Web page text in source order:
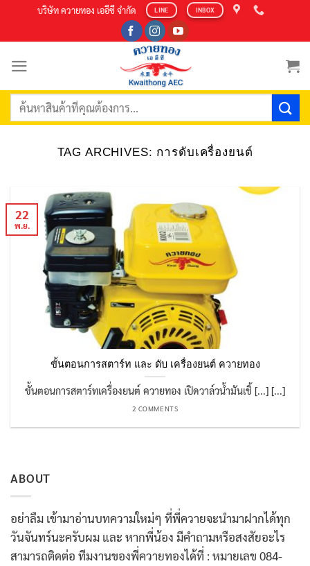
content
บริษัท ควายทอง เออีซี จำกัด LINE INBOX
ค้นหา:
TAG ARCHIVES: การดับเครื่องยนต์
ขั้นตอนการสตาร์ท และ ดับ เครื่องยนต์ ควายทอง
ขั้นตอนการสตาร์ทเครื่องยนต์ ควายทอง เปิดวาล์วน้ำมันเชิ้ [...] [...]
2 COMMENTS
22
พ.ย.
ABOUT
อย่าลืม เข้ามาอ่านบทความใหม่ๆ ที่พี่ควายจะนำมาฝากได้ทุก
วันจันทร์นะครับผม และ หากพี่น้อง มีคำถามหรือสงสัยอะไร
สามารถติดต่อ ทีมงานของพี่ควายทองได้ที่ : หมายเลข 084-